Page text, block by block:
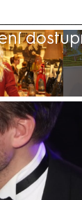
česká